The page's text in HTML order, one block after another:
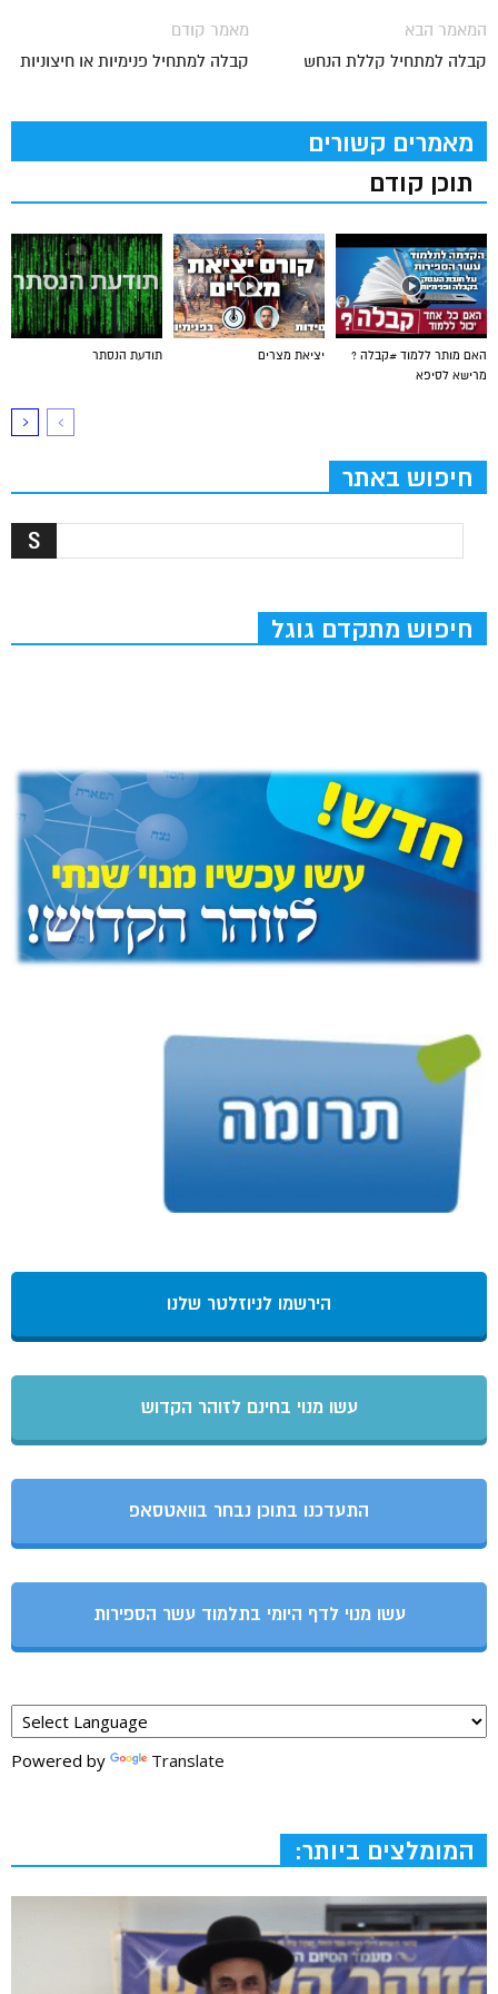
מאמר קודם
קבלה למתחיל פנימיות או חיצוניות
המאמר הבא
קבלה למתחיל קללת הנחש
מאמרים קשורים
תוכן קודם
תודעת הנסתר יציאת מצרים
האם מותר ללמוד #קבלה ?
מרישא לסיפא
חיפוש באתר
חיפוש מתקדם גוגל
הירשמו לניוזלטר שלנו
עשו מנוי בחינם לזוהר הקדוש
התעדכנו בתוכן נבחר בוואטסאפ
עשו מנוי לדף היומי בתלמוד עשר הספירות
Powered by Translate
המומלצים ביותר: